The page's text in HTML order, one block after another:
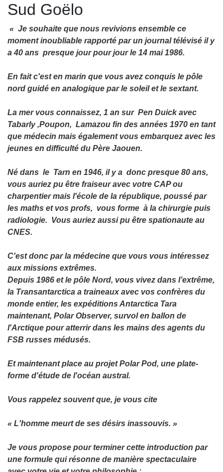
Sud Goëlo
« Je souhaite que nous revivions ensemble ce
moment inoubliable rapporté par un journal télévisé il y
a 40 ans presque jour pour jour le 14 mai 1986.
En fait c'est en marin que vous avez conquis le pôle
nord guidé en analogique par le soleil et le sextant.
La mer vous connaissez, 1 an sur Pen Duick avec
Tabarly ,Poupon, Lamazou fin des années 1970 en tant
que médecin mais également vous embarquez avec les
jeunes en difficulté du Père Jaouen.
Né dans le Tarn en 1946, il y a donc presque 80 ans,
vous auriez pu être fraiseur avec votre CAP ou
charpentier mais l'école de la république, poussé par
les maths et vos profs, vous forme à la chirurgie puis
radiologie. Vous auriez aussi pu être spationaute au
CNES.
C'est donc par la médecine que vous vous intéressez
aux missions extrêmes.
Depuis 1986 et le pôle Nord, vous vivez dans l’extrême,
la Transantarctica a traineaux avec vos confrères du
monde entier, les expéditions Antarctica Tara
maintenant, Polar Observer, survol en ballon de
l'Arctique pour atterrir dans les mains des agents du
FSB russes médusés.
Et maintenant place au projet Polar Pod, une plate-
forme d'étude de l'océan austral.
Vous rappelez souvent que, je vous cite
« L'homme meurt de ses désirs inassouvis. »
Je vous propose pour terminer cette introduction par
une formule qui résonne de manière spectaculaire